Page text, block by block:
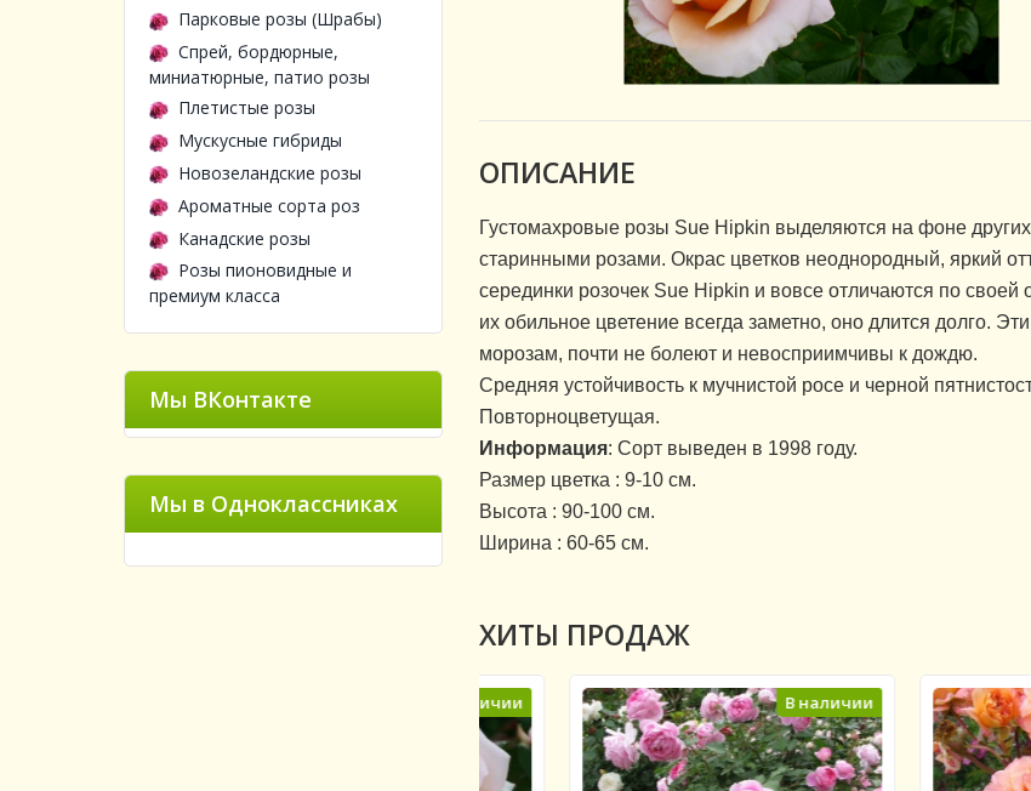
ОПИСАНИЕ
Густомахровые розы Sue Hipkin выделяются на фоне
старинными розами. Окрас цветков неоднородный, яркий
серединки розочек Sue Hipkin и вовсе отличаются по
их обильное цветение всегда заметно, оно длится долго.
морозам, почти не болеют и невосприимчивы к дождю.
Средняя устойчивость к мучнистой росе и черной
Повторноцветущая.
Информация: Сорт выведен в 1998 году.
Размер цветка : 9-10 см.
Высота : 90-100 см.
Ширина : 60-65 см.
ХИТЫ ПРОДАЖ
В наличии
Парковые розы (Шрабы)
Спрей, бордюрные,
миниатюрные, патио розы
Плетистые розы
Мускусные гибриды
Новозеландские розы
Ароматные сорта роз
Канадские розы
Розы пионовидные и
премиум класса
Мы ВКонтакте
Мы в Одноклассниках